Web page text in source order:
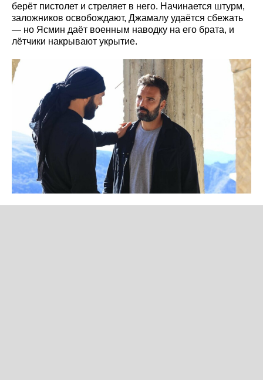
берёт пистолет и стреляет в него. Начинается штурм,
заложников освобождают, Джамалу удаётся сбежать
— но Ясмин даёт военным наводку на его брата, и
лётчики накрывают укрытие.